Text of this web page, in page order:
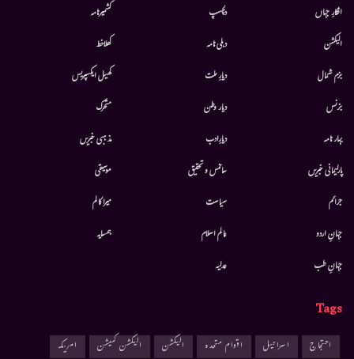
افکارِ جہاں
الیکشن
بزم شمال
بزنس
بہار نامہ
پارلیمانی خبریں
جرائم
جہانِ اردو
جہانِ طب
دلچسپ
دہلی نامہ
دیارِ ملت
دیار وطن
دیارِادب
سائنس و تحقیق
سیاست
عالم اسلام
عدلیہ
کشمیرنامہ
کھلاخط
کھیل ایکسپریس
متحرك
مذہبی خبریں
موسيقى
میرا کالم
ہمسایہ
Tags
احتجاج اسرائیل اقوام متحدہ الیکشن الیکشن کمیشن
امریکہ